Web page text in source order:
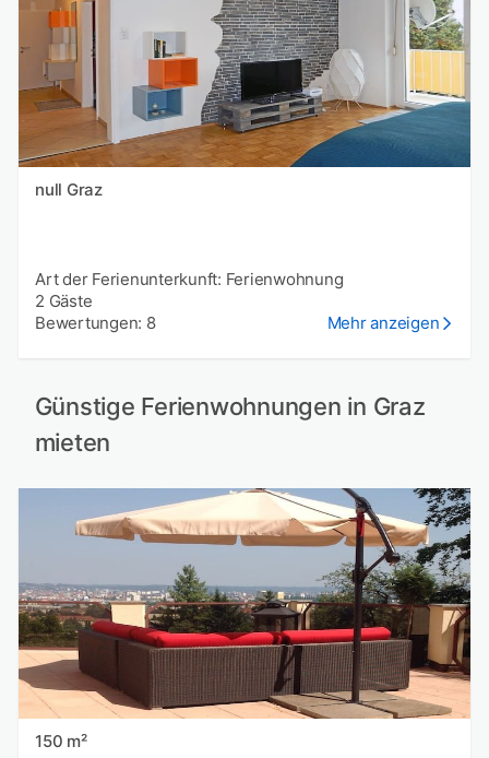
null Graz
Art der Ferienunterkunft: Ferienwohnung
2 Gäste
Bewertungen: 8
Mehr anzeigen
Günstige Ferienwohnungen in Graz
mieten
150 m²